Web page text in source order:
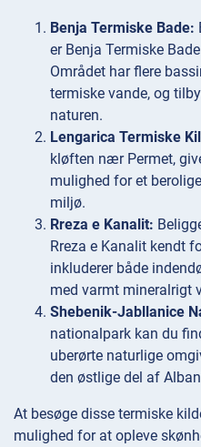
Benja Termiske Bade:
er Benja Termiske
Området har flere
termiske vande, og
naturen.
Lengarica Termiske
kløften nær Permet,
mulighed for et
miljø.
Rreza e Kanalit:
Rreza e Kanalit kendt
inkluderer både
med varmt mineralrigt
Shebenik-Jabllanice
nationalpark kan du
uberørte naturlige
den østlige del af
At besøge disse termiske
mulighed for at opleve